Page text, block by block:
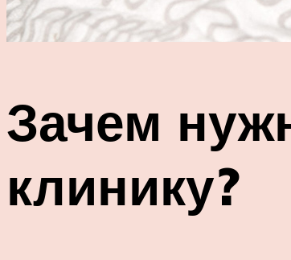
Зачем
клинику?